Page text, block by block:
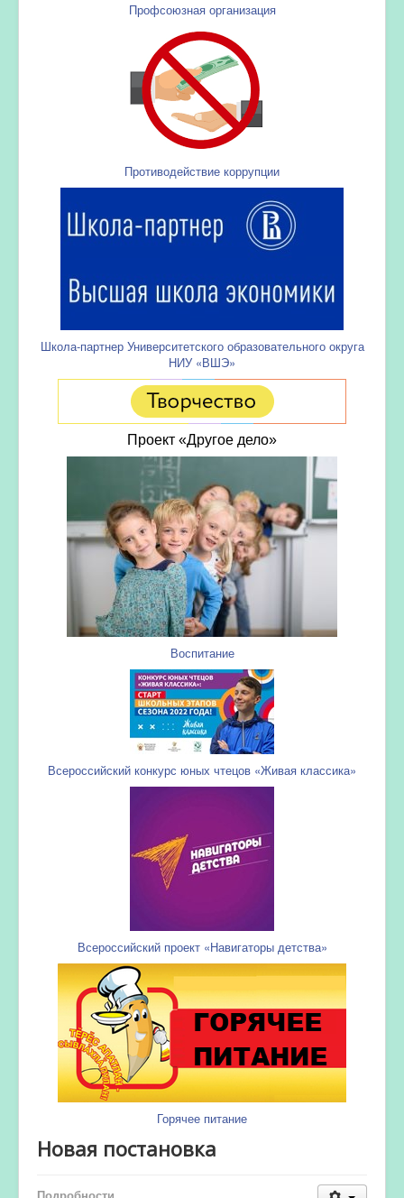
Профсоюзная организация
Противодействие коррупции
Школа-партнер Университетского образовательного округа
НИУ «ВШЭ»
Проект «Другое дело»
Воспитание
Всероссийский конкурс юных чтецов «Живая классика»
Всероссийский проект «Навигаторы детства»
Горячее питание
Новая постановка
Подробности